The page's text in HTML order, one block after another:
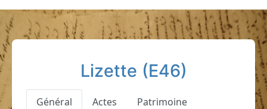
Lizette (E46)
Général Actes Patrimoine